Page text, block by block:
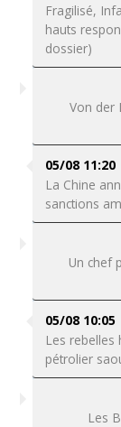
Fragilisé,
hauts
dossier)
Von der
05/08 11:20
La Chine
sanctions
Un chef
05/08 10:05
Les rebelles
pétrolier
Les